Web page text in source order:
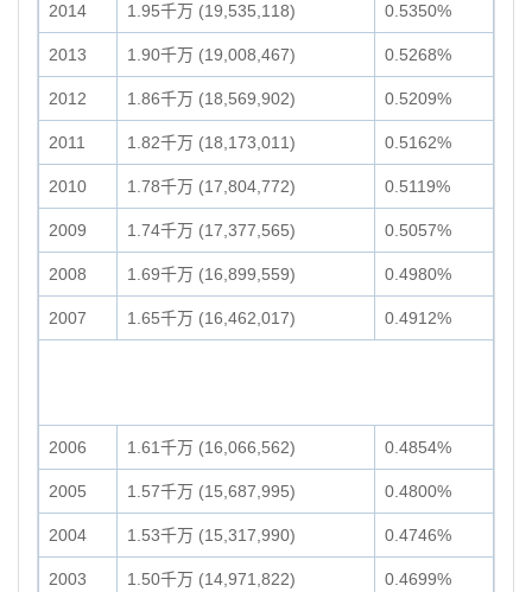
2014 1.95千万 (19,535,118) 0.5350%
2013 1.90千万 (19,008,467) 0.5268%
2012 1.86千万 (18,569,902) 0.5209%
2011 1.82千万 (18,173,011) 0.5162%
2010 1.78千万 (17,804,772) 0.5119%
2009 1.74千万 (17,377,565) 0.5057%
2008 1.69千万 (16,899,559) 0.4980%
2007 1.65千万 (16,462,017) 0.4912%
2006 1.61千万 (16,066,562) 0.4854%
2005 1.57千万 (15,687,995) 0.4800%
2004 1.53千万 (15,317,990) 0.4746%
2003 1.50千万 (14,971,822) 0.4699%